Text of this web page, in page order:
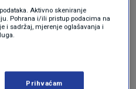
Aktivno skeniranje
Pohrana i/ili pristup podacima na
i sadržaj, mjerenje oglašavanja i
Prihvaćam